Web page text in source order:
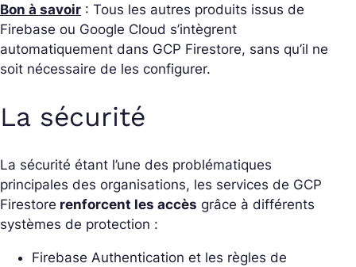
Bon à savoir : Tous les autres produits issus de
Firebase ou Google Cloud s’intègrent
automatiquement dans GCP Firestore, sans qu’il ne
soit nécessaire de les configurer.
La sécurité
La sécurité étant l’une des problématiques
principales des organisations, les services de GCP
Firestore renforcent les accès grâce à différents
systèmes de protection :
Firebase Authentication et les règles de